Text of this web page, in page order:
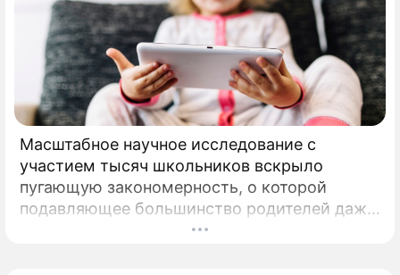
Масштабное научное исследование с
участием тысяч школьников вскрыло
пугающую закономерность, о которой
подавляющее большинство родителей даже
не догадывалось. Привычка дарить ребенку